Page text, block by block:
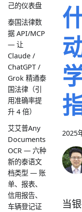
己的仪表盘
泰国法律数
据 API/MCP
— 让
Claude /
ChatGPT /
Grok 精通泰
国法律（引
用准确率提
升 4 倍）
艾艾普Any
Documents
OCR — 六种
新的泰语文
档类型 — 账
单、报表、
信用报告、
车辆登记证
2025
当